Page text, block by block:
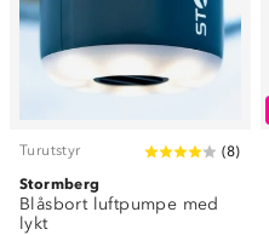
Turutstyr (8)
Stormberg
Blåsbort luftpumpe med
lykt